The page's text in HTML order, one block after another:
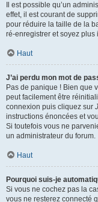
Il est possible qu’un
effet, il est courant de
pour réduire la taille de la
ré-enregistrer et soyez plus
Haut
J’ai perdu mon mot de
Pas de panique ! Bien que
peut facilement être
connexion puis cliquez sur
instructions énoncées et
Si toutefois vous ne
un administrateur du forum.
Haut
Pourquoi suis-je
Si vous ne cochez pas la
vous ne resterez connecté